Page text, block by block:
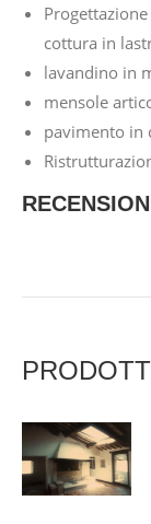
cottura in
lavandino in
mensole
pavimento in